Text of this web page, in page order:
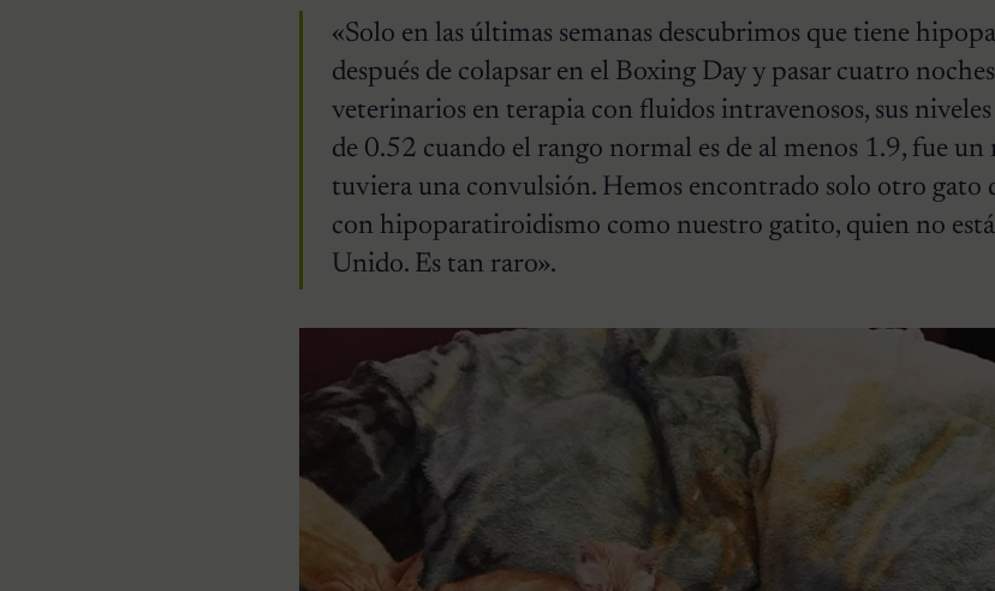
«Solo en las últimas semanas descubrimos que tiene
después de colapsar en el Boxing Day y pasar cuatro
veterinarios en terapia con fluidos intravenosos, sus
de 0.52 cuando el rango normal es de al menos 1.9, fue
tuviera una convulsión. Hemos encontrado solo otro gato
con hipoparatiroidismo como nuestro gatito, quien no
Unido. Es tan raro».